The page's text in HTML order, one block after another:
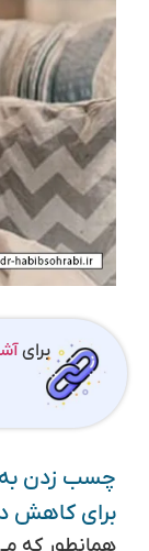
برای
چسب زدن به
برای کاهش
همانطور که